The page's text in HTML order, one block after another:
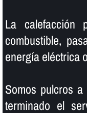
La
combustible,
energí­a eléctrica
Somos pulcros
terminado el